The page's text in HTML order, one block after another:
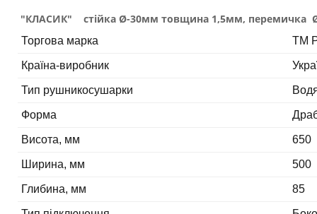
"КЛАСИК" cтійка Ø-30мм товщина 1,5мм, перемичка
Торгова марка ТМ
Країна-виробник
Тип рушникосушарки
Форма
Висота, мм 650
Ширина, мм 500
Глибина, мм 85